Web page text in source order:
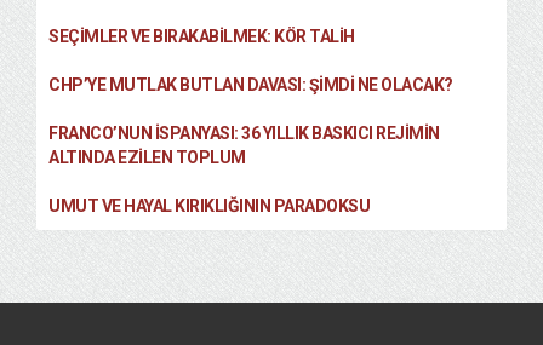
SEÇIMLER VE BIRAKABILMEK: KÖR TALIH
CHP’YE MUTLAK BUTLAN DAVASI: ŞİMDİ NE OLACAK?
FRANCO’NUN İSPANYASI: 36 YILLIK BASKICI REJIMIN
ALTINDA EZILEN TOPLUM
UMUT VE HAYAL KIRIKLIĞININ PARADOKSU